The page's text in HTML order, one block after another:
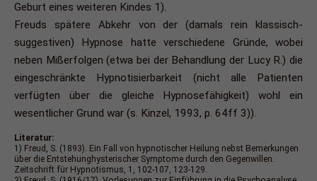
Geburt eines weiteren Kindes 1).
Freuds spätere Abkehr von der (damals rein klassisch-
suggestiven) Hypnose hatte verschiedene Gründe, wobei
neben Mißerfolgen (etwa bei der Behandlung der Lucy R.) die
eingeschränkte Hypnotisierbarkeit (nicht alle Patienten
verfügten über die gleiche Hypnosefähigkeit) wohl ein
wesentlicher Grund war (s. Kinzel, 1993, p. 64ff 3)).
Literatur:
1) Freud, S. (1893). Ein Fall von hypnotischer Heilung nebst Bemerkungen
über die Entstehunghysterischer Symptome durch den Gegenwillen.
Zeitschrift für Hypnotismus, 1, 102-107, 123-129.